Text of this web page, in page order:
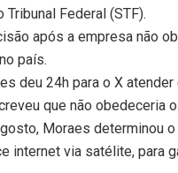
Federal (STF).
após a empresa não
país.
deu 24h para o X
que não obedeceria
Moraes determinou
internet via satélite, para